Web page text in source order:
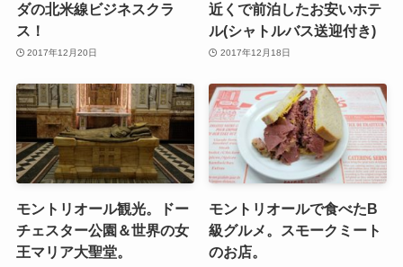
ダの北米線ビジネスクラ
ス！
2017年12月20日
近くで前泊したお安いホテ
ル(シャトルバス送迎付き)
2017年12月18日
モントリオール観光。ドー
チェスター公園＆世界の女
王マリア大聖堂。
モントリオールで食べたB
級グルメ。スモークミート
のお店。